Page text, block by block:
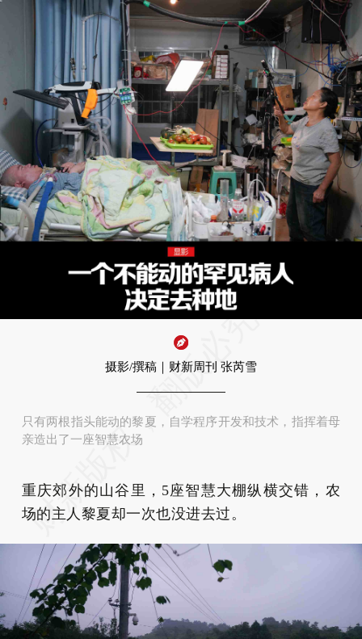
摄影/撰稿｜财新周刊 张芮雪
只有两根指头能动的黎夏，自学程序开发和技术，指挥着母
亲造出了一座智慧农场
重庆郊外的山谷里，5座智慧大棚纵横交错，农
场的主人黎夏却一次也没进去过。